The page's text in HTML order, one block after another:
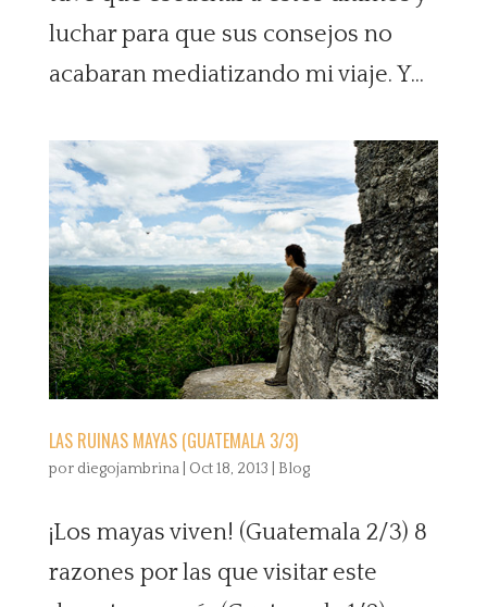
luchar para que sus consejos no
acabaran mediatizando mi viaje. Y...
LAS RUINAS MAYAS (GUATEMALA 3/3)
por diegojambrina| Oct 18, 2013 Blog
¡Los mayas viven! (Guatemala 2/3) 8
razones por las que visitar este